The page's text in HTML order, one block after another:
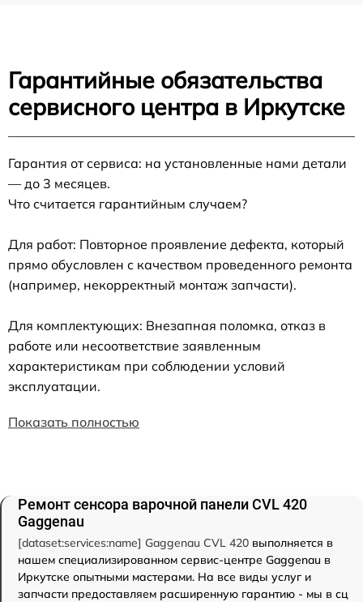
Гарантийные обязательства
сервисного центра в Иркутске
Гарантия от сервиса: на установленные нами детали
— до 3 месяцев.
Что считается гарантийным случаем?
Для работ: Повторное проявление дефекта, который
прямо обусловлен с качеством проведенного ремонта
(например, некорректный монтаж запчасти).
Для комплектующих: Внезапная поломка, отказ в
работе или несоответствие заявленным
характеристикам при соблюдении условий
эксплуатации.
Показать полностью
Ремонт сенсора варочной панели CVL 420
Gaggenau
[dataset:services:name] Gaggenau CVL 420 выполняется в
нашем специализированном сервис-центре Gaggenau в
Иркутске опытными мастерами. На все виды услуг и
запчасти предоставляем расширенную гарантию - мы в сц